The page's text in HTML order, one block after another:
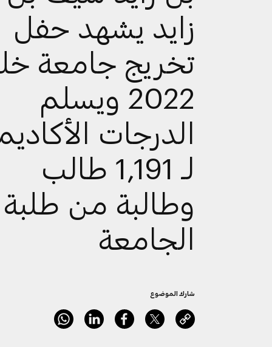
زايد يشهد حفل
تخريج جامعة
2022 ويسلم
الدرجات
لـ 1,191 طالب
وطالبة من طلبة
الجامعة
شارك الموضوع